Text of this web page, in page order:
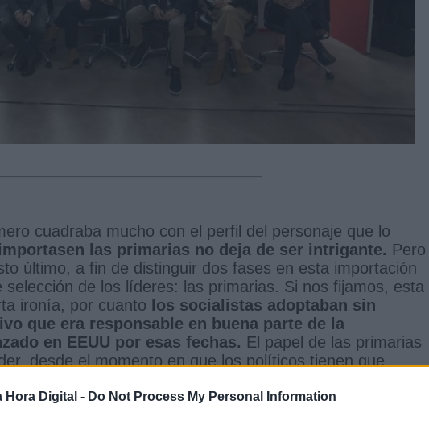
Hora Digital - Do Not Process My Personal Information
cuadraba mucho con el perfil del personaje que lo
las primarias no deja de ser intrigante. Pero
último, a fin de distinguir dos fases en esta importación
de los líderes: las primarias. Si nos fijamos, esta
ironía, por cuanto los socialistas adoptaban sin
que era responsable en buena parte de la
en EEUU por esas fechas. El papel de las primarias
desde el momento en que los políticos tienen que
modus operandi puede entenderse en países como
de ser meras plataformas de lanzamiento de los